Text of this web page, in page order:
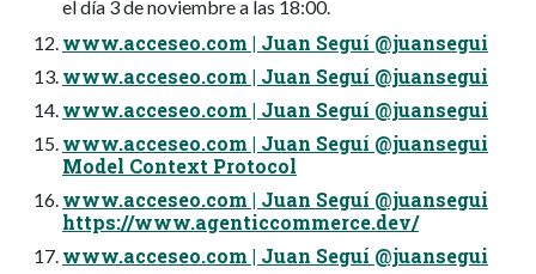
el día 3 de noviembre a las 18:00.
www.acceseo.com | Juan Seguí @juansegui
www.acceseo.com | Juan Seguí @juansegui
www.acceseo.com | Juan Seguí @juansegui
www.acceseo.com | Juan Seguí @juansegui
Model Context Protocol
www.acceseo.com | Juan Seguí @juansegui
https://www.agenticcommerce.dev/
www.acceseo.com | Juan Seguí @juansegui